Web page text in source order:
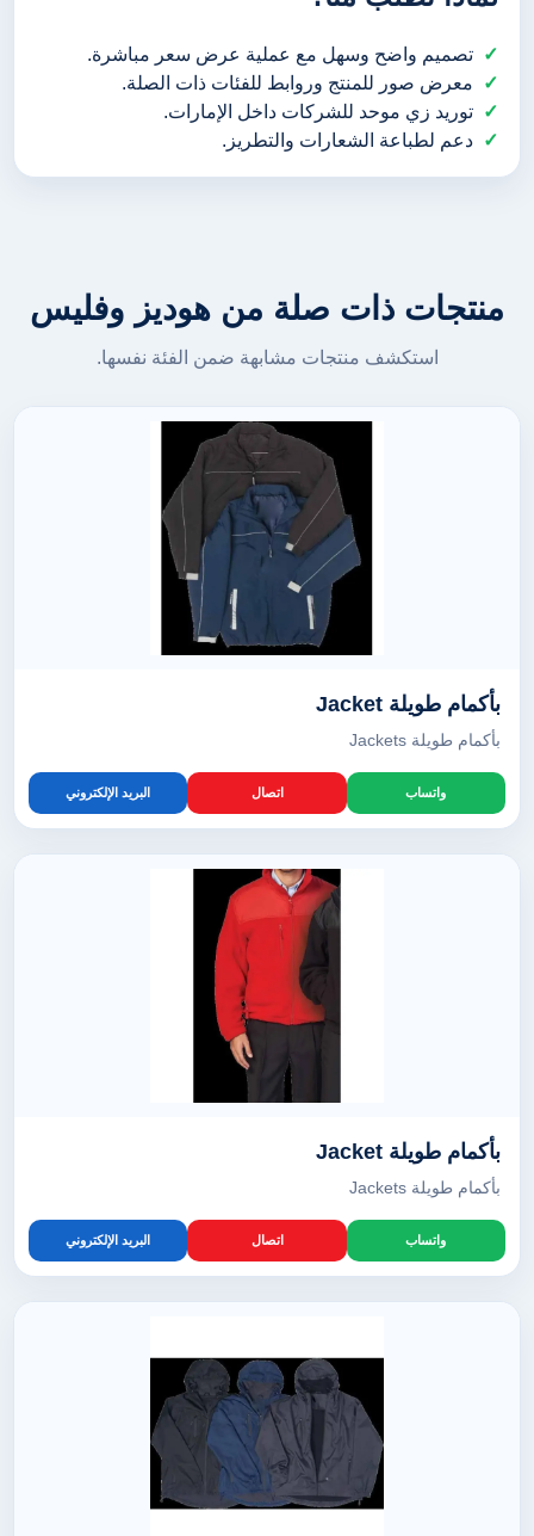
تصميم واضح وسهل مع عملية عرض سعر مباشرة.
معرض صور للمنتج وروابط للفئات ذات الصلة.
توريد زي موحد للشركات داخل الإمارات.
دعم لطباعة الشعارات والتطريز.
منتجات ذات صلة من هوديز وفليس
استكشف منتجات مشابهة ضمن الفئة نفسها.
بأكمام طويلة Jacket
بأكمام طويلة Jackets
واتساب اتصال البريد الإلكتروني
بأكمام طويلة Jacket
بأكمام طويلة Jackets
واتساب اتصال البريد الإلكتروني